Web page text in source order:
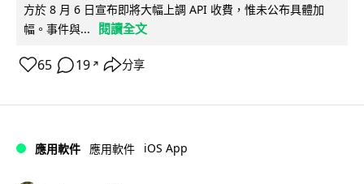
方於 8 月 6 日宣布即將大幅上調 API 收費，惟未公布具體加
幅。事件與...
閱讀全文
65 19 ↗ 分享
應用軟件 應用軟件 iOS App